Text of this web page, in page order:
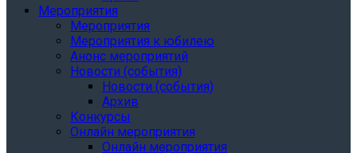
Мероприятия
Мероприятия
Мероприятия к юбилею
Анонс мероприятий
Новости (события)
Новости (события)
Архив
Конкурсы
Онлайн мероприятия
Онлайн мероприятия